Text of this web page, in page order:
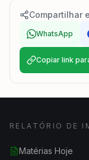
Compartilhar
WhatsApp
Copiar link
RELATÓRIO DE
Matérias Hoje